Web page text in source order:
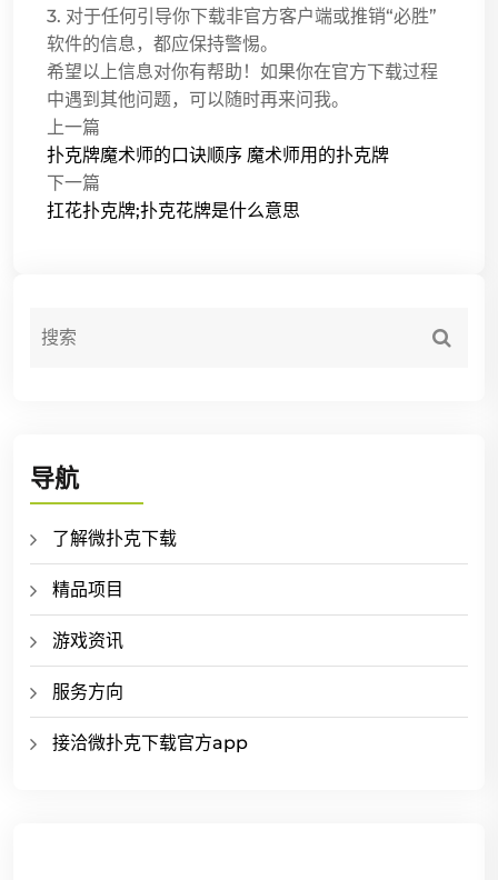
3. 对于任何引导你下载非官方客户端或推销“必胜”
软件的信息，都应保持警惕。
希望以上信息对你有帮助！如果你在官方下载过程
中遇到其他问题，可以随时再来问我。
上一篇
扑克牌魔术师的口诀顺序 魔术师用的扑克牌
下一篇
扛花扑克牌;扑克花牌是什么意思
导航
了解微扑克下载
精品项目
游戏资讯
服务方向
接洽微扑克下载官方app